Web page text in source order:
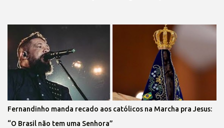
Fernandinho manda recado aos católicos na Marcha pra Jesus:
“O Brasil não tem uma Senhora”